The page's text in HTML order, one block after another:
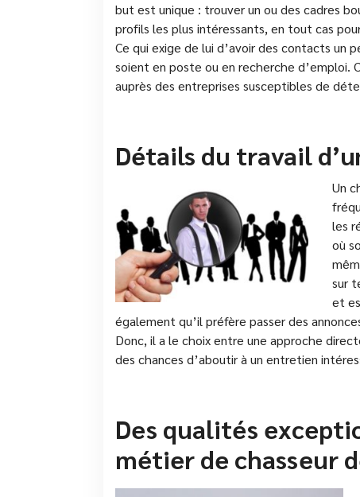
but est unique : trouver un ou des cadres
profils les plus intéressants, en tout cas
Ce qui exige de lui d’avoir des contacts un
soient en poste ou en recherche d’emploi.
auprès des entreprises susceptibles de
Détails du travail
Un
les
où
sur
et
également qu’il préfère passer des
Donc, il a le choix entre une approche
des chances d’aboutir à un entretien
Des qualités
métier de chasseur